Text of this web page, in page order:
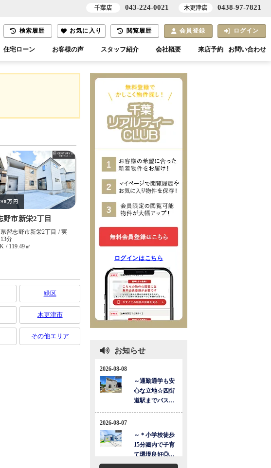
検索履歴 お気に入り 閲覧履歴 会員登録 ログイン
住宅ローン お客様の声 スタッフ紹介 会社概要 来店予約 お問い合わせ
緑区
木更津市
その他エリア
ログインはこちら
お知らせ
千葉店 043-224-0021 木更津店 0438-97-7821